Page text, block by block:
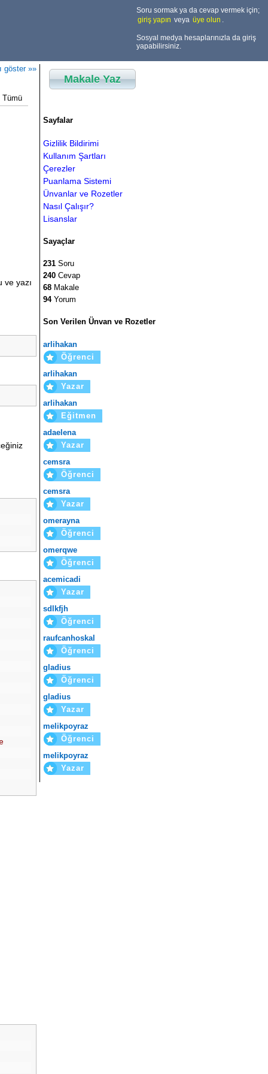
Soru sormak ya da cevap vermek için;
giriş yapın veya üye olun .
Sosyal medya hesaplarınızla da giriş
yapabilirsiniz.
göster »»
Tümü
ve yazı
Makale Yaz
Sayfalar
Gizlilik Bildirimi
Kullanım Şartları
Çerezler
Puanlama Sistemi
Ünvanlar ve Rozetler
Nasıl Çalışır?
Lisanslar
Sayaçlar
231 Soru
240 Cevap
68 Makale
94Yorum
Son Verilen Ünvan ve Rozetler
arlihakan
Öğrenci
arlihakan
Yazar
arlihakan
Eğitmen
adaelena
Yazar
cemsra
Öğrenci
cemsra
Yazar
omerayna
Öğrenci
omerqwe
Öğrenci
acemicadi
Yazar
sdlkfjh
Öğrenci
raufcanhoskal
Öğrenci
gladius
Öğrenci
gladius
Yazar
melikpoyraz
Öğrenci
melikpoyraz
Yazar